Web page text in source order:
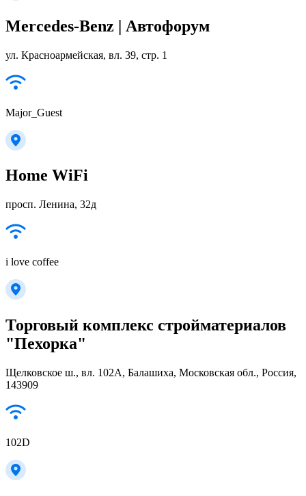
Mercedes-Benz | Автофорум
ул. Красноармейская, вл. 39, стр. 1
Major_Guest
Home WiFi
просп. Ленина, 32д
i love coffee
Торговый комплекс стройматериалов
"Пехорка"
Щелковское ш., вл. 102А, Балашиха, Московская обл., Россия,
143909
102D